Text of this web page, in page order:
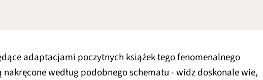
adaptacjami poczytnych książek tego fenomenalnego
nakręcone według podobnego schematu - widz doskonale wie,